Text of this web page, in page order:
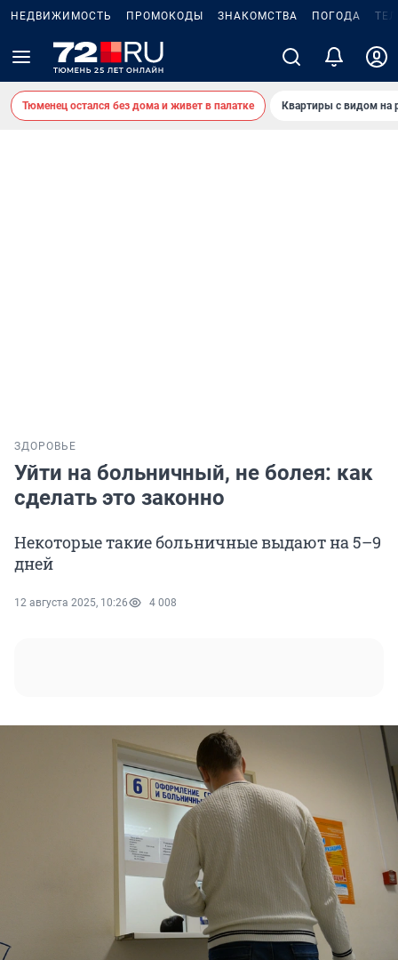
НЕДВИЖИМОСТЬ ПРОМОКОДЫ ЗНАКОМСТВА ПОГОДА
Тюменец остался без дома и живет в палатке Квартиры с видом на
ЗДОРОВЬЕ
Уйти на больничный, не болея: как
сделать это законно
Некоторые такие больничные выдают на 5–9
дней
12 августа 2025, 10:26 4 008